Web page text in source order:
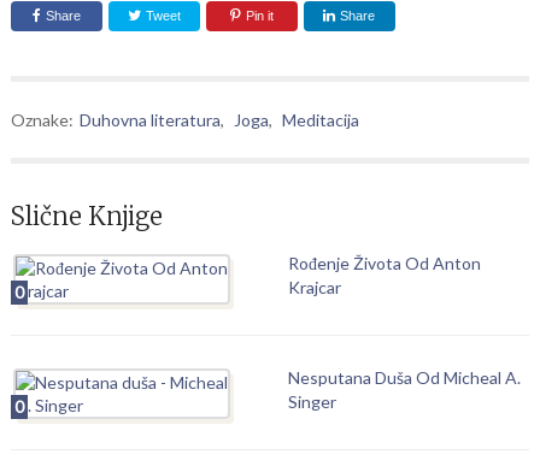
Share Tweet Pin it Share
Oznake: Duhovna literatura, Joga, Meditacija
Slične Knjige
0
Rođenje Života Od Anton
Krajcar
0
Nesputana Duša Od Micheal A.
Singer